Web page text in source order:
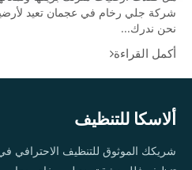
شركة جلي رخام في عجمان تعيد
نحن ندرك...
أكمل القراءة
ألاسكا للتنظيف
شريكك الموثوق للتنظيف الاحترافي